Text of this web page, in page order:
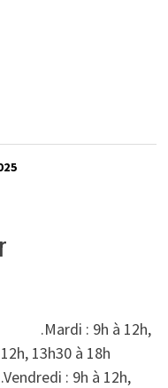
.Mardi : 9h à 12h,
13h30 à 18h
: 9h à 12h,